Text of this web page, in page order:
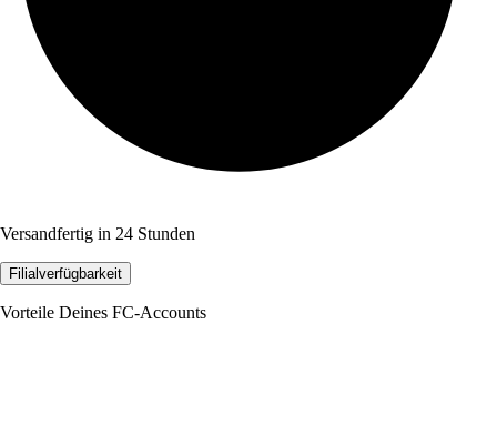
Versandfertig in 24 Stunden
Filialverfügbarkeit
Vorteile Deines FC-Accounts